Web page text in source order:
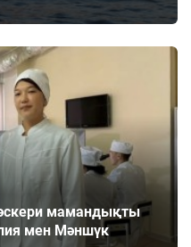
мамандықты
мен Мәншүк